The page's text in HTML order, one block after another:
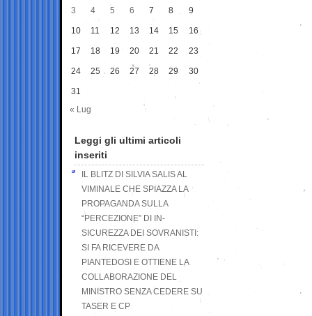
3 4 5 6 7 8 9
10 11 12 13 14 15 16
17 18 19 20 21 22 23
24 25 26 27 28 29 30
31
« Lug
Leggi gli ultimi articoli
inseriti
IL BLITZ DI SILVIA SALIS AL
VIMINALE CHE SPIAZZA LA
PROPAGANDA SULLA
“PERCEZIONE” DI IN-
SICUREZZA DEI SOVRANISTI:
SI FA RICEVERE DA
PIANTEDOSI E OTTIENE LA
COLLABORAZIONE DEL
MINISTRO SENZA CEDERE SU
TASER E CP